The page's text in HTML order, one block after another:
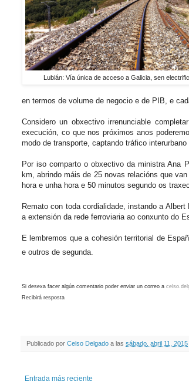
Lubián: Vía única de acceso a Galicia, sen
en termos de volume de negocio e de PIB, e
Considero un obxectivo irrenunciable
execución, co que nos próximos anos
modo de transporte, captando tráfico interurbano
Por iso comparto o obxectivo da ministra Ana
km, abrindo máis de 25 novas relacións que
hora e unha hora e 50 minutos segundo os
Remato con toda cordialidade, instando a
a extensión da rede ferroviaria ao conxunto do
E lembremos que a cohesión territorial de
e outros de segunda.
Si desexa facer algún comentario poder enviar un correo a
Recibirá resposta
Publicado por Celso Delgado a las sábado, abril 11, 2015
Entrada más reciente